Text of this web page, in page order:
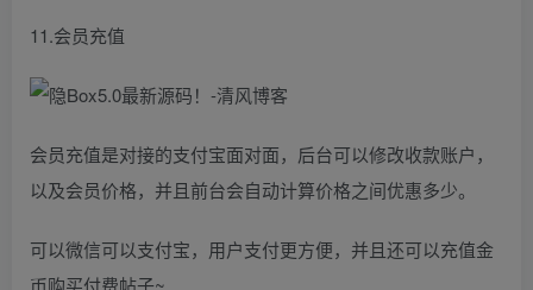
11.会员充值
会员充值是对接的支付宝面对面，后台可以修改收款账户，
以及会员价格，并且前台会自动计算价格之间优惠多少。
可以微信可以支付宝，用户支付更方便，并且还可以充值金